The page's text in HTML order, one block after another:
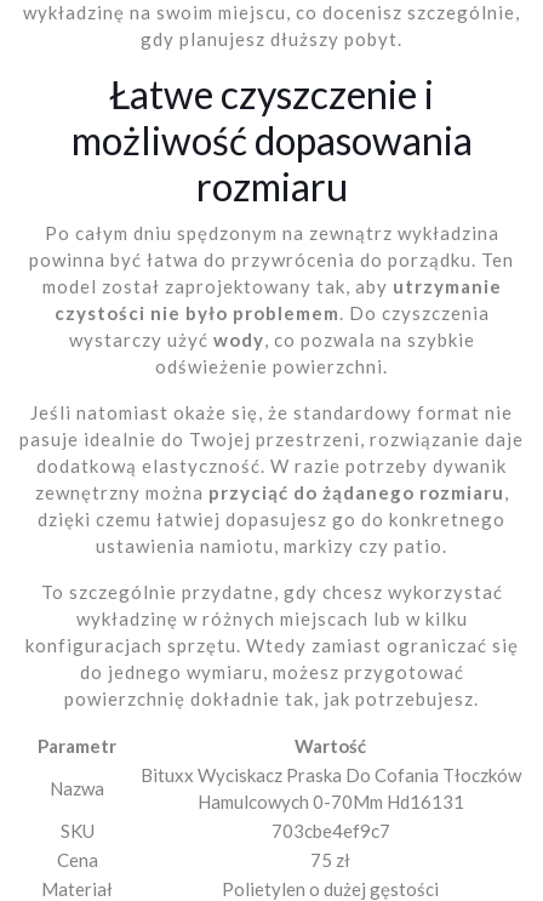
wykładzinę na swoim miejscu, co docenisz szczególnie,
gdy planujesz dłuższy pobyt.
Łatwe czyszczenie i
możliwość dopasowania
rozmiaru
Po całym dniu spędzonym na zewnątrz wykładzina
powinna być łatwa do przywrócenia do porządku. Ten
model został zaprojektowany tak, aby utrzymanie
czystości nie było problemem. Do czyszczenia
wystarczy użyć wody, co pozwala na szybkie
odświeżenie powierzchni.
Jeśli natomiast okaże się, że standardowy format nie
pasuje idealnie do Twojej przestrzeni, rozwiązanie daje
dodatkową elastyczność. W razie potrzeby dywanik
zewnętrzny można przyciąć do żądanego rozmiaru,
dzięki czemu łatwiej dopasujesz go do konkretnego
ustawienia namiotu, markizy czy patio.
To szczególnie przydatne, gdy chcesz wykorzystać
wykładzinę w różnych miejscach lub w kilku
konfiguracjach sprzętu. Wtedy zamiast ograniczać się
do jednego wymiaru, możesz przygotować
powierzchnię dokładnie tak, jak potrzebujesz.
Parametr
Wartość
Nazwa
Bituxx Wyciskacz Praska Do Cofania Tłoczków
Hamulcowych 0-70Mm Hd16131
SKU
703cbe4ef9c7
Cena
75 zł
Materiał
Polietylen o dużej gęstości